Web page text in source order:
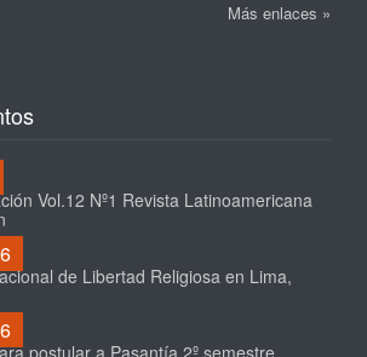
Más enlaces »
Vol.12 Nº1 Revista Latinoamericana
de Libertad Religiosa en Lima,